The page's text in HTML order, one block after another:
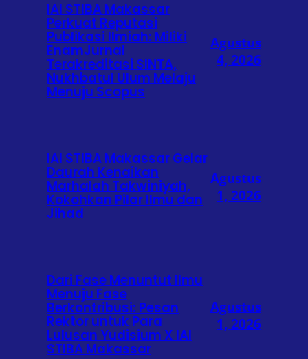
IAI STIBA Makassar
Perkuat Reputasi
Publikasi Ilmiah: Miliki
EnamJurnal
Terakreditasi SINTA,
Nukhbatul Ulum Melaju
Menuju Scopus
Agustus
4, 2026
IAI STIBA Makassar Gelar
Daurah Kenaikan
Marhalah Takwiniyah,
Kokohkan Pilar Ilmu dan
Jihad
Agustus
1, 2026
Dari Fase Menuntut Ilmu
Menuju Fase
Berkontribusi: Pesan
Rektor untuk Para
Lulusan Yudisium X IAI
STIBA Makassar
Agustus
1, 2026